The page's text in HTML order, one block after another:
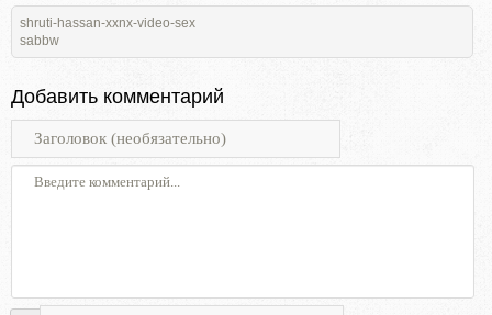
shruti-hassan-xxnx-video-sex
sabbw
Добавить комментарий